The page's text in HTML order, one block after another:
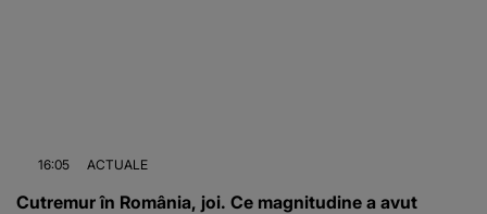
16:05 ACTUALE
Cutremur în România, joi. Ce magnitudine a avut